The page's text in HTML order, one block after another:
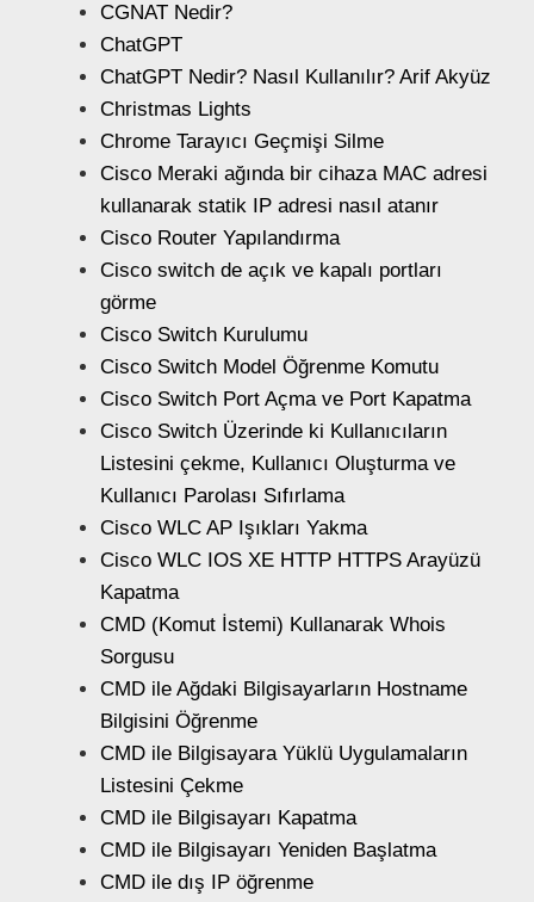
CGNAT Nedir?
ChatGPT
ChatGPT Nedir? Nasıl Kullanılır? Arif Akyüz
Christmas Lights
Chrome Tarayıcı Geçmişi Silme
Cisco Meraki ağında bir cihaza MAC adresi
kullanarak statik IP adresi nasıl atanır
Cisco Router Yapılandırma
Cisco switch de açık ve kapalı portları
görme
Cisco Switch Kurulumu
Cisco Switch Model Öğrenme Komutu
Cisco Switch Port Açma ve Port Kapatma
Cisco Switch Üzerinde ki Kullanıcıların
Listesini çekme, Kullanıcı Oluşturma ve
Kullanıcı Parolası Sıfırlama
Cisco WLC AP Işıkları Yakma
Cisco WLC IOS XE HTTP HTTPS Arayüzü
Kapatma
CMD (Komut İstemi) Kullanarak Whois
Sorgusu
CMD ile Ağdaki Bilgisayarların Hostname
Bilgisini Öğrenme
CMD ile Bilgisayara Yüklü Uygulamaların
Listesini Çekme
CMD ile Bilgisayarı Kapatma
CMD ile Bilgisayarı Yeniden Başlatma
CMD ile dış IP öğrenme